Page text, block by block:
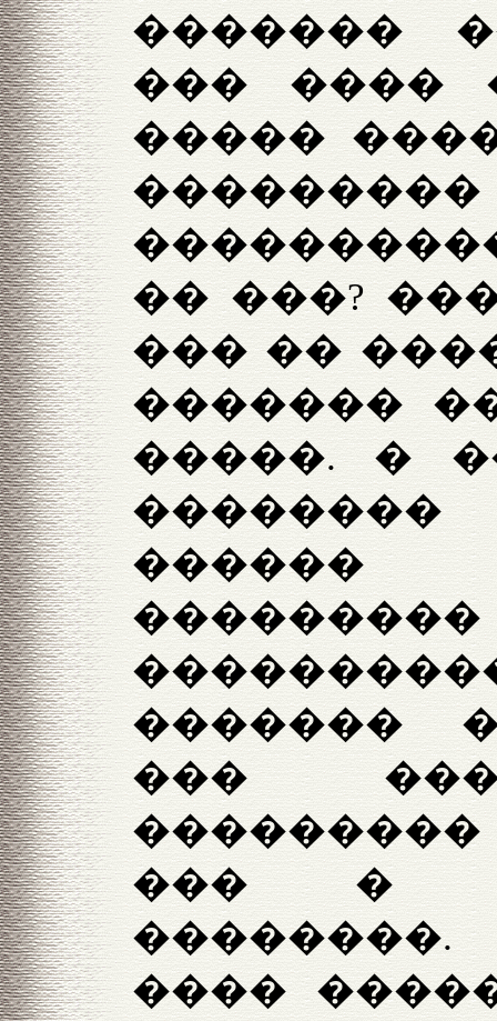
�������
��� ����
�����
�� ���?
��� ��
�������
�����.�
������
�������
��� ���
��� �
����